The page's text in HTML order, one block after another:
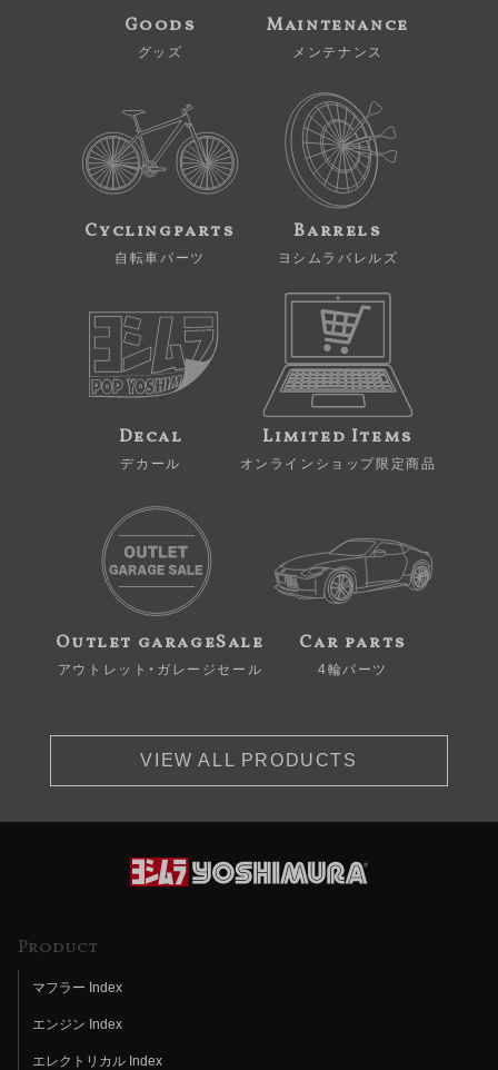
Goods
グッズ
Maintenance
メンテナンス
Cyclingparts
自転車パーツ
Barrels
ヨシムラバレルズ
Decal
デカール
Limited Items
オンラインショップ限定商品
Outlet garageSale
アウトレット・ガレージセール
Car parts
4輪パーツ
VIEW ALL PRODUCTS
Product
マフラー Index
エンジン Index
エレクトリカル Index